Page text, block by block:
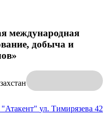
международная
добыча и
ул. Тимирязева 42